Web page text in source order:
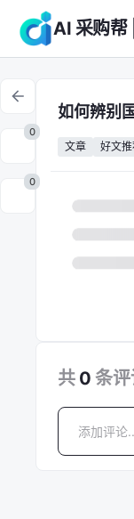
AI 采购帮
0
0
如何辨别
文章 好文
共 0 条